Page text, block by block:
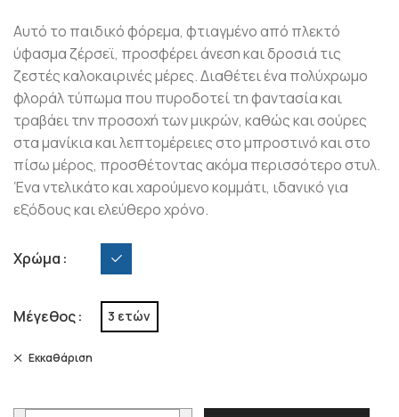
Αυτό το παιδικό φόρεμα, φτιαγμένο από πλεκτό
ύφασμα ζέρσεϊ, προσφέρει άνεση και δροσιά τις
ζεστές καλοκαιρινές μέρες. Διαθέτει ένα πολύχρωμο
φλοράλ τύπωμα που πυροδοτεί τη φαντασία και
τραβάει την προσοχή των μικρών, καθώς και σούρες
στα μανίκια και λεπτομέρειες στο μπροστινό και στο
πίσω μέρος, προσθέτοντας ακόμα περισσότερο στυλ.
Ένα ντελικάτο και χαρούμενο κομμάτι, ιδανικό για
εξόδους και ελεύθερο χρόνο.
Χρώμα
Μέγεθος 3 ετών
Εκκαθάριση